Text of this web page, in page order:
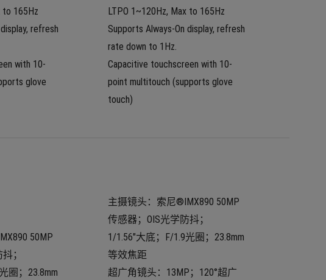
to 165Hz
refresh
with 10-
glove
LTPO 1~120Hz, Max to 165Hz
Supports Always-On display, refresh
rate down to 1Hz.
Capacitive touchscreen with 10-
point multitouch (supports glove
touch)
50MP
；
圈；23.8mm
主摄镜头：索尼®IMX890 50MP
传感器；OIS光学防抖；
1/1.56"大底；F/1.9光圈；23.8mm
等效焦距
超广角镜头：13MP；120°超广